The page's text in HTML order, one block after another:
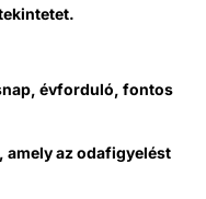
évforduló, fontos
amely az odafigyelést